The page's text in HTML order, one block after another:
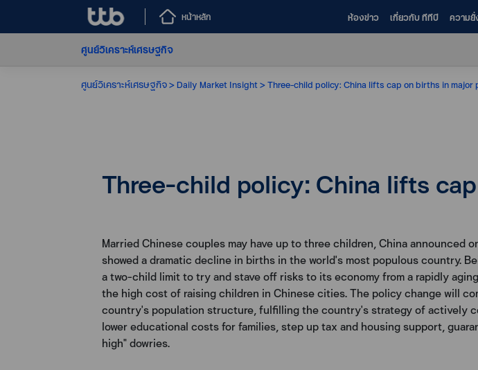
หน้าหลัก ห้องข่าว เกี่ยวกับ ทีทีบี ความยั่
ศูนย์วิเคราะห์เศรษฐกิจ
ศูนย์วิเคราะห์เศรษฐกิจ Daily Market Insight Three-child policy: China lifts cap on births in major
Three-child policy: China lifts
Married Chinese couples may have up to three children, China
showed a dramatic decline in births in the world's most populous country.
a two-child limit to try and stave off risks to its economy from a rapidly
the high cost of raising children in Chinese cities. The policy change will
country's population structure, fulfilling the country's strategy of actively
lower educational costs for families, step up tax and housing support,
high" dowries.